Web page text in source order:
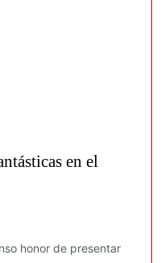
en el
honor de presentar